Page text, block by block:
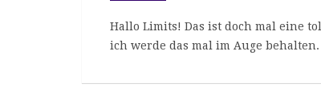
Hallo Limits! Das ist doch mal eine
ich werde das mal im Auge